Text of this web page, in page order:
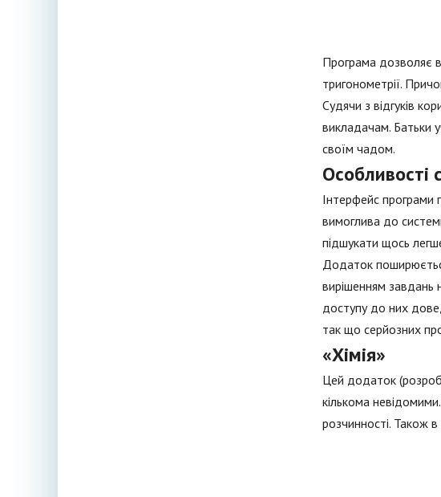
Програма дозволяє
тригонометрії.
Судячи з відгуків
викладачам. Батьки
своїм чадом.
Особливості
Інтерфейс програми
вимоглива до
підшукати щось
Додаток
вирішенням завдань
доступу до них
так що серйозних
«Хімія»
Цей додаток
кількома
розчинності. Також